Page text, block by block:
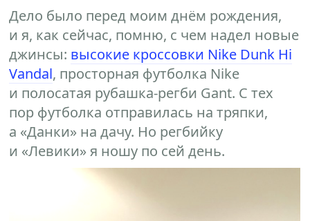
Дело было перед моим днём рождения,
и я, как сейчас, помню, с чем надел новые
джинсы: высокие кроссовки Nike Dunk Hi
Vandal, просторная футболка Nike
и полосатая рубашка-регби Gant. С тех
пор футболка отправилась на тряпки,
а «Данки» на дачу. Но регбийку
и «Левики» я ношу по сей день.